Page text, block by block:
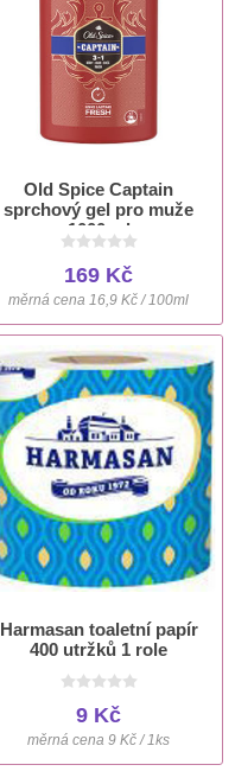
Old Spice Captain
sprchový gel pro muže
1000 ml
169 Kč
měrná cena 16,9 Kč / 100ml
Harmasan toaletní papír
400 utržků 1 role
9 Kč
měrná cena 9 Kč / 1ks